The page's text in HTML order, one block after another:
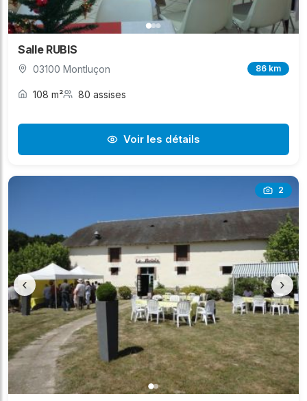
Salle RUBIS
03100 Montluçon 86 km
108 m² 80 assises
Voir les détails
2
‹ ›